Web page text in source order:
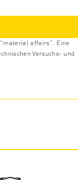
affairs". Eine
Versuchs- und